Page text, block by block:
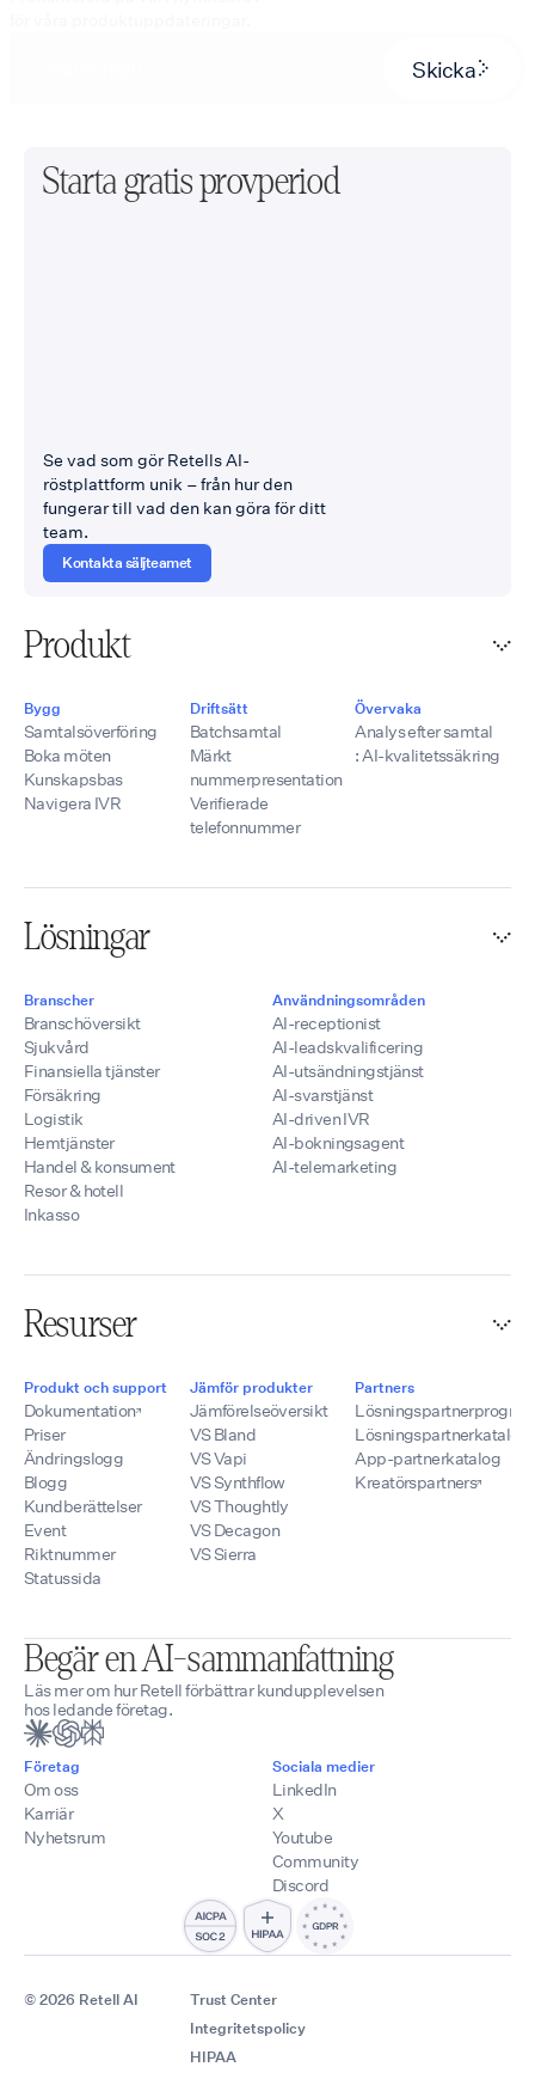
Skicka
Starta gratis provperiod
Se vad som gör Retells AI-
röstplattform unik – från hur den
fungerar till vad den kan göra för ditt
team.
Kontakta säljteamet
Produkt
Bygg
Samtalsöverföring
Boka möten
Kunskapsbas
Navigera IVR
Driftsätt
Batchsamtal
Märkt
nummerpresentation
Verifierade
telefonnummer
Övervaka
Analys efter samtal
: AI-kvalitetssäkring
Lösningar
Branscher
Branschöversikt
Sjukvård
Finansiella tjänster
Försäkring
Logistik
Hemtjänster
Handel & konsument
Resor & hotell
Inkasso
Användningsområden
AI-receptionist
AI-leadskvalificering
AI-utsändningstjänst
AI-svarstjänst
AI-driven IVR
AI-bokningsagent
AI-telemarketing
Resurser
Produkt och support
Dokumentation
Priser
Ändringslogg
Blogg
Kundberättelser
Event
Riktnummer
Statussida
Jämför produkter
Jämförelseöversikt
VS Bland
VS Vapi
VS Synthflow
VS Thoughtly
VS Decagon
VS Sierra
Partners
Lösningspartnerkatalog
App-partnerkatalog
Kreatörspartners
Begär en AI-sammanfattning
Läs mer om hur Retell förbättrar kundupplevelsen
hos ledande företag.
Företag
Om oss
Karriär
Nyhetsrum
Sociala medier
LinkedIn
X
Youtube
Community
Discord
© 2026 Retell AI
Trust Center
Integritetspolicy
HIPAA